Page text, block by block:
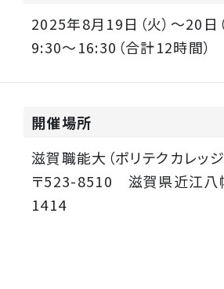
2025年8月19日（火）〜20日
9:30〜16:30（合計12時間）
開催場所
滋賀職能大（ポリテクカレッジ
〒523-8510 滋賀県近江八
1414